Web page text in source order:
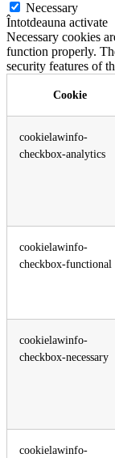
Necessary
Întotdeauna activate
Necessary cookies
function properly.
security features of
Cookie
cookielawinfo-
checkbox-analytics
cookielawinfo-
checkbox-functional
cookielawinfo-
checkbox-necessary
cookielawinfo-